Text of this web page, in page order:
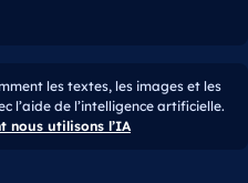
les textes, les images et les
l’aide de l’intelligence artificielle.
nous utilisons l’IA